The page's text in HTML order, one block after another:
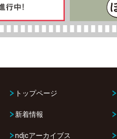
トップページ
新着情報
ndjcアーカイブス